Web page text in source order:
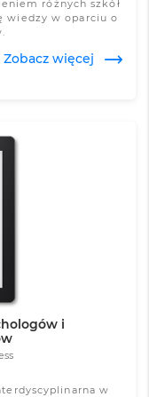
różnych szkół
wiedzy w oparciu o
Zobacz więcej
i
w